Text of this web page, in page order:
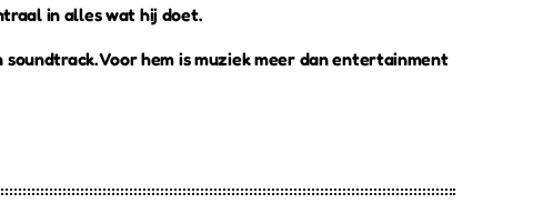
in alles wat hij doet.
Voor hem is muziek meer dan entertainment